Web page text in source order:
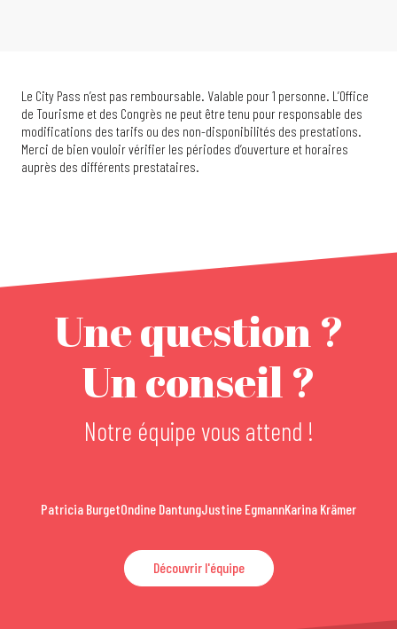
Le City Pass n’est pas remboursable. Valable pour 1 personne. L’Office
de Tourisme et des Congrès ne peut être tenu pour responsable des
modifications des tarifs ou des non-disponibilités des prestations.
Merci de bien vouloir vérifier les périodes d’ouverture et horaires
auprès des différents prestataires.
Une question ?
Un conseil ?
Notre équipe vous attend !
Patricia BurgetOndine DantungJustine EgmannKarina Krämer
Découvrir l'équipe